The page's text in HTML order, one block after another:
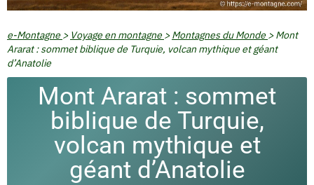
e-Montagne > Voyage en montagne >Montagnes du Monde >Mont
Ararat : sommet biblique de Turquie, volcan mythique et géant
d’Anatolie
Mont Ararat : sommet
biblique de Turquie,
volcan mythique et
géant d’Anatolie